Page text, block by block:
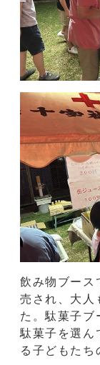
飲み物ブース
売され、大人
た。駄菓子ブ
駄菓子を選ん
る子どもたち